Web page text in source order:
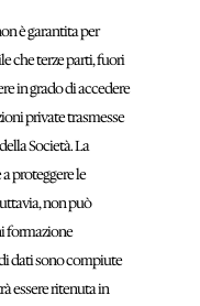
è garantita per
che terze parti, fuori
in grado di accedere
private trasmesse
Società. La
proteggere le
non può
formazione
dati sono compiute
essere ritenuta in